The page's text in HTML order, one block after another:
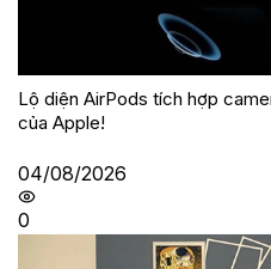
Lộ diện AirPods tích hợp
của Apple!
04/08/2026
0